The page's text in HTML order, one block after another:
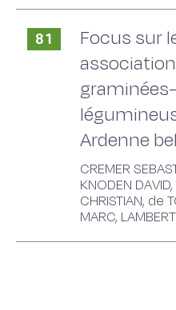
81
Focus sur
graminées-
Ardenne
CREMER
KNODEN
CHRISTIAN, de
MARC,